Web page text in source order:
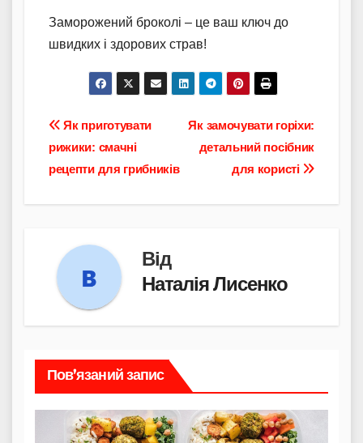
Заморожений броколі – це ваш ключ до
швидких і здорових страв!
Навігація
записів
Як замочувати горіхи:
детальний посібник
для користі
Як приготувати
рижики: смачні
рецепти для грибників
Від
Наталія Лисенко
Пов’язаний запис